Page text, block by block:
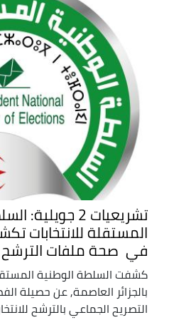
تشريعيات 2 جويلية:
المستقلة للانتخابات
في صحة ملفات الترشح
كشفت السلطة الوطنية المستقلة
بالجزائر العاصمة, عن حصيلة
التصريح الجماعي بالترشح